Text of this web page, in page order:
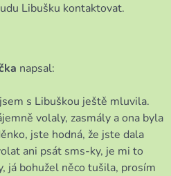
Libušku kontaktovat.
napsal:
s Libuškou ještě mluvila.
volaly, zasmály a ona byla
jste hodná, že jste dala
ani psát sms-ky, je mi to
já bohužel něco tušila, prosím